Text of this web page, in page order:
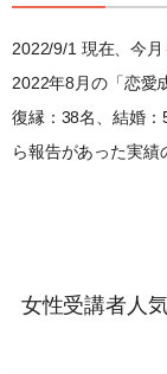
2022/9/1 現在、今月
2022年8月の「恋愛
復縁：38名、結婚
ら報告があった実績
女性受講者人